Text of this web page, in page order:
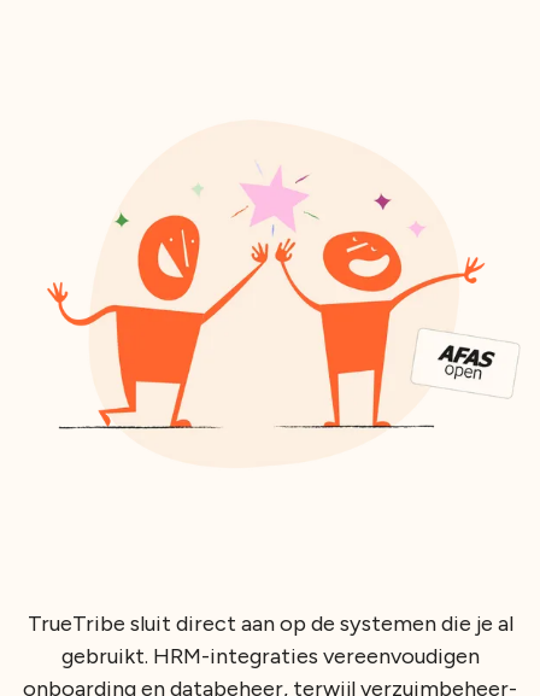
TrueTribe sluit direct aan op de systemen die je al
gebruikt. HRM-integraties vereenvoudigen
onboarding en databeheer, terwijl verzuimbeheer-